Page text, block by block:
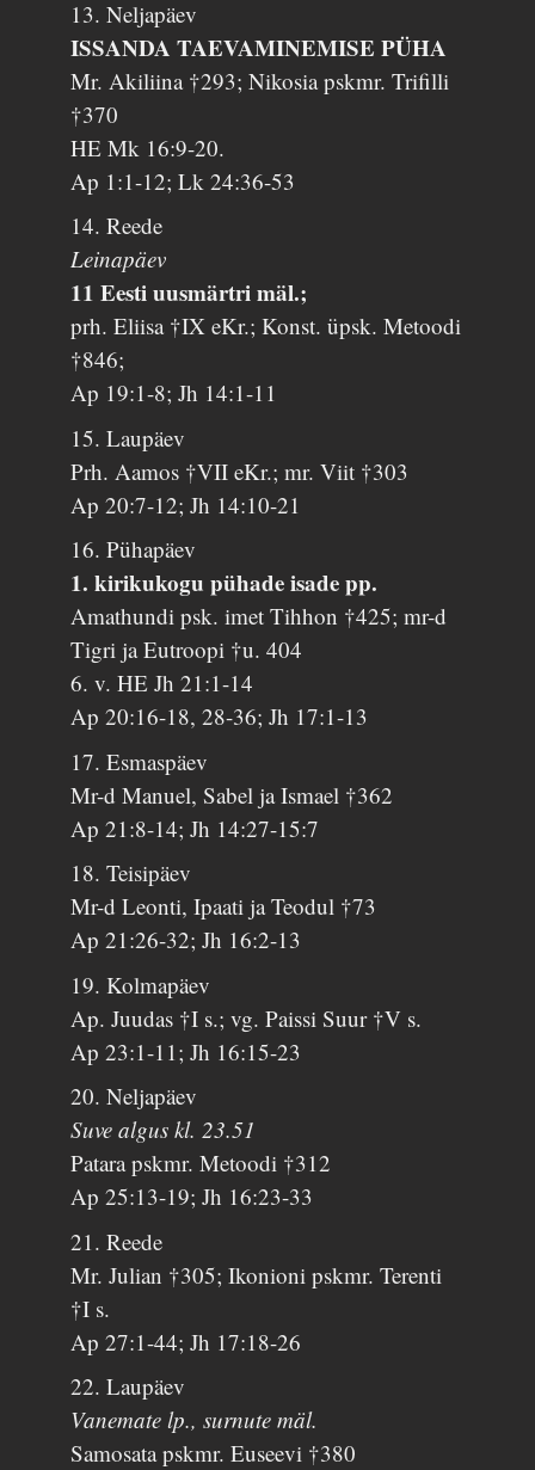
13. Neljapäev
ISSANDA TAEVAMINEMISE PÜHA
Mr. Akiliina †293; Nikosia pskmr. Trifilli
†370
HE Mk 16:9-20.
Ap 1:1-12; Lk 24:36-53
14. Reede
Leinapäev
11 Eesti uusmärtri mäl.;
prh. Eliisa †IX eKr.; Konst. üpsk. Metoodi
†846;
Ap 19:1-8; Jh 14:1-11
15. Laupäev
Prh. Aamos †VII eKr.; mr. Viit †303
Ap 20:7-12; Jh 14:10-21
16. Pühapäev
1. kirikukogu pühade isade pp.
Amathundi psk. imet Tihhon †425; mr-d
Tigri ja Eutroopi †u. 404
6. v. HE Jh 21:1-14
Ap 20:16-18, 28-36; Jh 17:1-13
17. Esmaspäev
Mr-d Manuel, Sabel ja Ismael †362
Ap 21:8-14; Jh 14:27-15:7
18. Teisipäev
Mr-d Leonti, Ipaati ja Teodul †73
Ap 21:26-32; Jh 16:2-13
19. Kolmapäev
Ap. Juudas †I s.; vg. Paissi Suur †V s.
Ap 23:1-11; Jh 16:15-23
20. Neljapäev
Suve algus kl. 23.51
Patara pskmr. Metoodi †312
Ap 25:13-19; Jh 16:23-33
21. Reede
Mr. Julian †305; Ikonioni pskmr. Terenti
†I s.
Ap 27:1-44; Jh 17:18-26
22. Laupäev
Vanemate lp., surnute mäl.
Samosata pskmr. Euseevi †380